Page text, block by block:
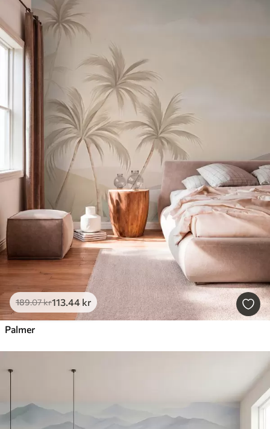
189.07kr113.44 kr
Palmer